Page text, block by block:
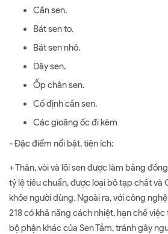
Cần sen.
Bát sen to.
Bát sen nhỏ.
Dây sen.
Ốp chân sen.
Cố định cần sen.
Các gioăng ốc đi kèm
- Đặc điểm nổi bật, tiện ích:
+ Thân, vòi và lõi sen được làm bằng
tỷ lệ tiêu chuẩn, được loại bỏ tạp chất và
khỏe người dùng. Ngoài ra, với công
218 có khả năng cách nhiệt, hạn chế
bộ phận khác của Sen Tắm, tránh gây